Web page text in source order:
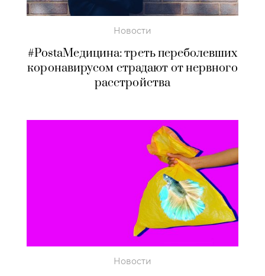
Новости
#PostaМедицина: треть переболевших
коронавирусом страдают от нервного
расстройства
Новости